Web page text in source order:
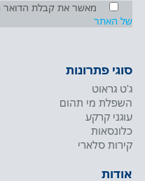
מאשר את קבלת הדואר
של האתר
סוגי פתרונות
ג'ט גראוט
השפלת מי תהום
עוגני קרקע
כלונסאות
קירות סלארי
אודות